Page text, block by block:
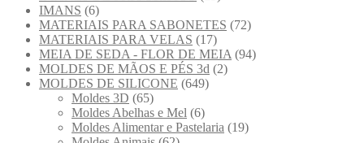
IMANS (6)
MATERIAIS PARA SABONETES (72)
MATERIAIS PARA VELAS (17)
MEIA DE SEDA - FLOR DE MEIA (94)
MOLDES DE MÃOS E PÉS 3d (2)
MOLDES DE SILICONE (649)
Moldes 3D (65)
Moldes Abelhas e Mel (6)
Moldes Alimentar e Pastelaria (19)